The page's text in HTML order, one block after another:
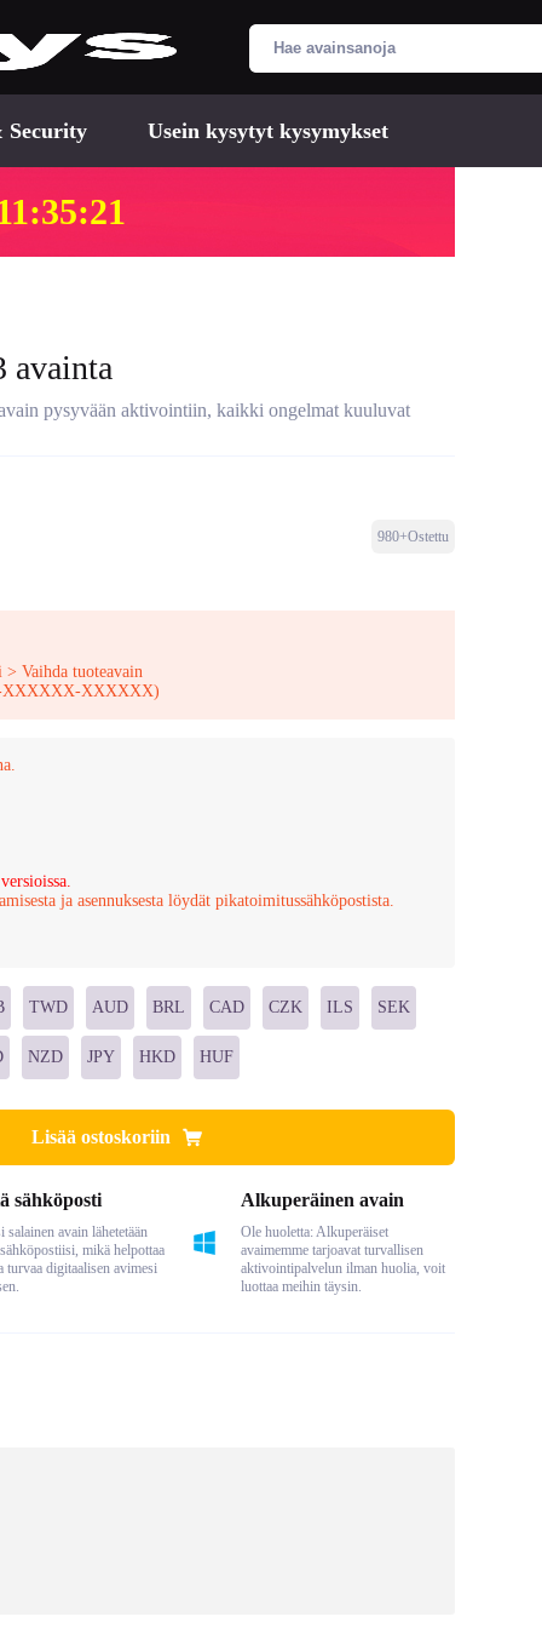
Usein kysytyt kysymykset
avainta
pysyvään aktivointiin, kaikki ongelmat kuuluvat
980+Ostettu
Vaihda tuoteavain
XXXXXX-XXXXXX)
ja asennuksesta löydät pikatoimitussähköpostista.
TWD AUD BRL CAD CZK ILS SEK
NZD JPY HKD HUF
Lisää ostoskoriin
sähköposti
salainen avain lähetetään
mikä helpottaa
turvaa digitaalisen avimesi
Alkuperäinen avain
Ole huoletta: Alkuperäiset
avaimemme tarjoavat turvallisen
aktivointipalvelun ilman huolia, voit
luottaa meihin täysin.